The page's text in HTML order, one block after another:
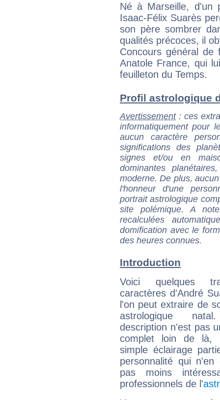
Né à Marseille, d'un
Isaac-Félix Suarès
son père sombrer
qualités précoces, il
Concours général
Anatole France, qui
feuilleton du Temps.
Profil astrologique
Avertissement: ces
informatiquement pour
aucun caractère
significations des
signes et/ou en
dominantes
moderne. De plus,
l'honneur d'une
portrait astrologique
site polémique. A
recalculées
domification avec le
des heures connues.
Introduction
Voici quelques
caractères d'André
l'on peut extraire de
astrologique
description n'est pas
complet loin de là,
simple éclairage
personnalité qui n'en
pas moins
professionnels de l'